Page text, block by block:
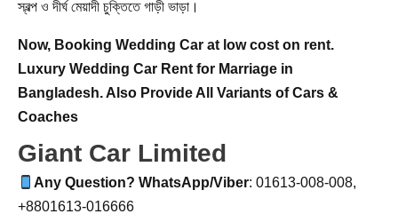
স্বল্প ও দীর্ঘ মেয়াদী চুক্তিতে গাড়ী ভাড়া।
Now, Booking Wedding Car at low cost on rent.
Luxury Wedding Car Rent for Marriage in
Bangladesh. Also Provide All Variants of Cars &
Coaches
Giant Car Limited
Any Question? WhatsApp/Viber: 01613-008-008,
+8801613-016666